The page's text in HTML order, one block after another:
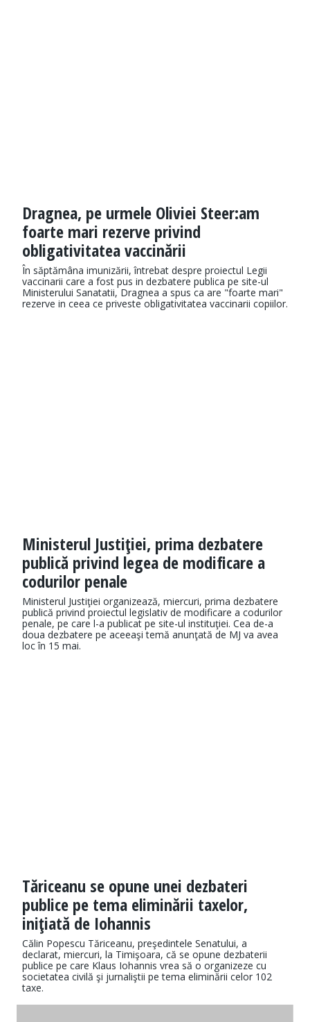
Dragnea, pe urmele Oliviei Steer:am
foarte mari rezerve privind
obligativitatea vaccinării
În săptămâna imunizării, întrebat despre proiectul Legii
vaccinarii care a fost pus in dezbatere publica pe site-ul
Ministerului Sanatatii, Dragnea a spus ca are "foarte mari"
rezerve in ceea ce priveste obligativitatea vaccinarii copiilor.
Ministerul Justiţiei, prima dezbatere
publică privind legea de modificare a
codurilor penale
Ministerul Justiţiei organizează, miercuri, prima dezbatere
publică privind proiectul legislativ de modificare a codurilor
penale, pe care l-a publicat pe site-ul instituţiei. Cea de-a
doua dezbatere pe aceeaşi temă anunţată de MJ va avea
loc în 15 mai.
Tăriceanu se opune unei dezbateri
publice pe tema eliminării taxelor,
iniţiată de Iohannis
Călin Popescu Tăriceanu, preşedintele Senatului, a
declarat, miercuri, la Timişoara, că se opune dezbaterii
publice pe care Klaus Iohannis vrea să o organizeze cu
societatea civilă şi jurnaliştii pe tema eliminării celor 102
taxe.